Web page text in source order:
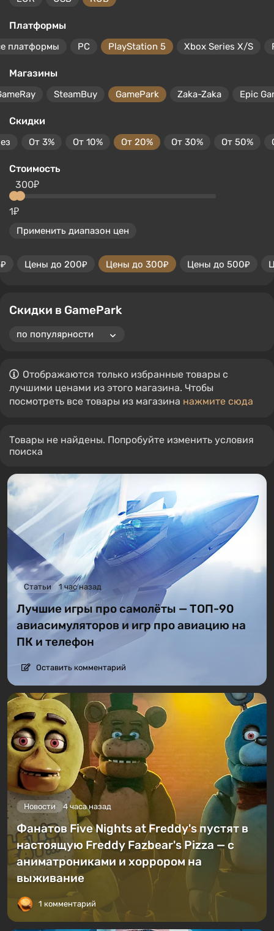
Платформы
платформы PC PlayStation 5 Xbox Series X/S
Магазины
SteamBuy GamePark Zaka-Zaka Epic
Скидки
От 3% От 10% От 20% От 30% От 50%
Стоимость
1₽
300₽
Применить диапазон цен
Цены до 200₽ Цены до 300₽ Цены до 500₽
Скидки в GamePark
Отображаются только избранные товары с
лучшими ценами из этого магазина. Чтобы
посмотреть все товары из магазина нажмите сюда
Товары не найдены. Попробуйте изменить условия
поиска
Статьи 1 час назад
Лучшие игры про самолёты — ТОП-90
авиасимуляторов и игр про авиацию на
ПК и телефон
Оставить комментарий
Новости 4 часа назад
Фанатов Five Nights at Freddy's пустят в
настоящую Freddy Fazbear's Pizza — с
аниматрониками и хоррором на
выживание
1 комментарий